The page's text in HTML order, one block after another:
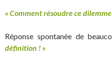
« Comment résoudre ce dilemme
Réponse spontanée de
définition ! »